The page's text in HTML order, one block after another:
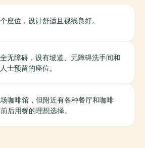
座位，设计舒适且视线良好。
无障碍，设有坡道、无障碍洗手间和
士预留的座位。
咖啡馆，但附近有各种餐厅和咖啡
后用餐的理想选择。